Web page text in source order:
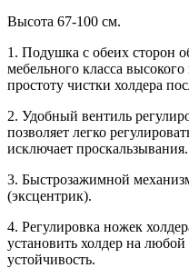
Высота 67-100 см.
1. Подушка с обеих сторон
мебельного класса высокого
простоту чистки холдера
2. Удобный вентиль
позволяет легко
исключает проскальзывания.
3. Быстрозажимной
(эксцентрик).
4. Регулировка ножек
установить холдер на
устойчивость.